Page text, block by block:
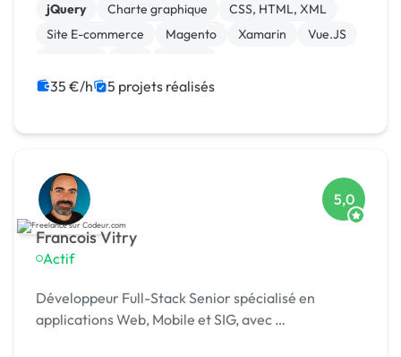
de développement d'applications pour divers
secteurs te...
jQuery Charte graphique
CSS, HTML, XML
Site E-commerce
Magento Xamarin
Vue.JS
35 €/h 5 projets réalisés
Francois Vitry
Actif
5,0
Développeur Full-Stack Senior spécialisé en
applications Web, Mobile et SIG, avec …